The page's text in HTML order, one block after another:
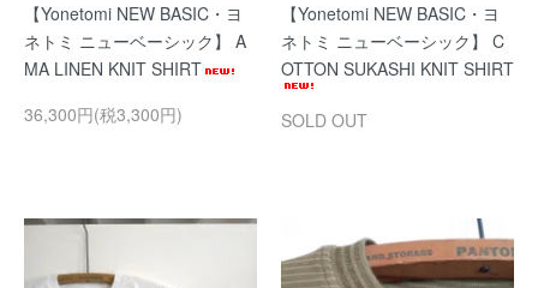
【Yonetomi NEW BASIC・ヨ
ネトミ ニューベーシック】 A
MA LINEN KNIT SHIRT
36,300円(税3,300円)
【Yonetomi NEW BASIC・ヨ
ネトミ ニューベーシック】 C
OTTON SUKASHI KNIT SHIRT
SOLD OUT